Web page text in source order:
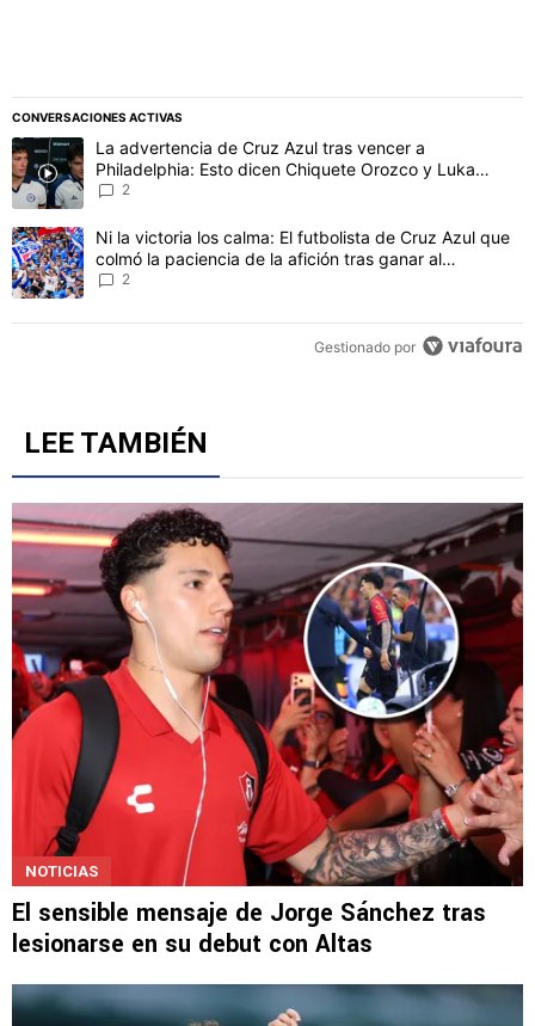
CONVERSACIONES ACTIVAS
Este listado muestra los artículos con más comentarios en los
Un artículo de tendencia con el título "La advertencia de Cruz
La advertencia de Cruz Azul tras vencer a
Philadelphia: Esto dicen Chiquete Orozco y Luka
Romero
2
Un artículo de tendencia con el título "Ni la victoria los calma: El
Ni la victoria los calma: El futbolista de Cruz Azul que
colmó la paciencia de la afición tras ganar al
Philadelphia
2
Gestionado por
LEE TAMBIÉN
NOTICIAS
El sensible mensaje de Jorge Sánchez tras
lesionarse en su debut con Altas